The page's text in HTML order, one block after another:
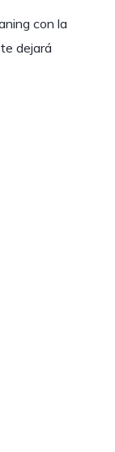
con la
dejará